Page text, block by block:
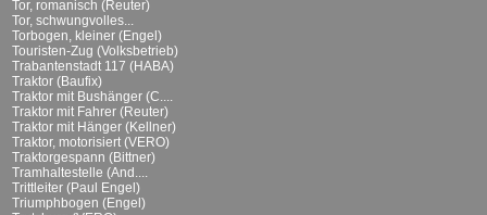
Tor, romanisch (Reuter)
Tor, schwungvolles...
Torbogen, kleiner (Engel)
Touristen-Zug (Volksbetrieb)
Trabantenstadt 117 (HABA)
Traktor (Baufix)
Traktor mit Bushänger (C....
Traktor mit Fahrer (Reuter)
Traktor mit Hänger (Kellner)
Traktor, motorisiert (VERO)
Traktorgespann (Bittner)
Tramhaltestelle (And....
Trittleiter (Paul Engel)
Triumphbogen (Engel)